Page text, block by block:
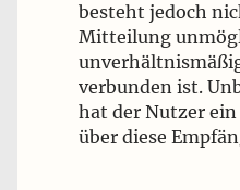
besteht jedoch
Mitteilung
verbunden ist.
hat der Nutzer
über diese